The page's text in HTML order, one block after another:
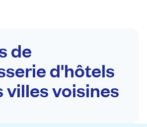
de
d'hôtels
villes voisines